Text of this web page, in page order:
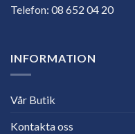
Telefon: 08 652 04 20
INFORMATION
Vår Butik
Kontakta oss